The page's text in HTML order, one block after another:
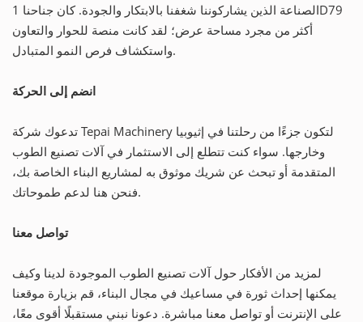
الصناعة الذين يشاركوننا شغفنا بالابتكار والجودة. كان جناحنا 1D79
أكثر من مجرد مساحة عرض؛ لقد كانت منصة للحوار والتعاون
واستكشاف فرص النمو المتبادل.
انضم إلى الحركة
تدعوك شركة Tepai Machinery لتكون جزءًا من رحلتنا في إثيوبيا
وخارجها. سواء كنت تتطلع إلى الاستثمار في آلات تصنيع الطوب
المتقدمة أو تبحث عن شريك موثوق به لمشاريع البناء الخاصة بك،
فنحن هنا لدعم طموحاتك.
تواصل معنا
لمزيد من الأفكار حول آلات تصنيع الطوب الموجودة لدينا وكيف
يمكنها إحداث ثورة في مساعيك في مجال البناء، قم بزيارة موقعنا
على الإنترنت أو تواصل معنا مباشرة. دعونا نبني مستقبلًا أقوى معًا،